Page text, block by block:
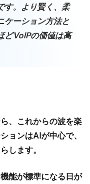
す。より賢く、柔
ケーション方法と
どVoIPの価値は高
、これからの波を楽
ョンはAIが中心で、
します。
能が標準になる日が